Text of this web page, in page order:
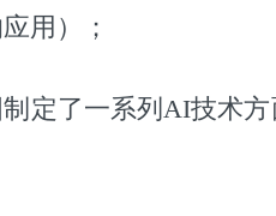
用）；
制定了一系列AI技术